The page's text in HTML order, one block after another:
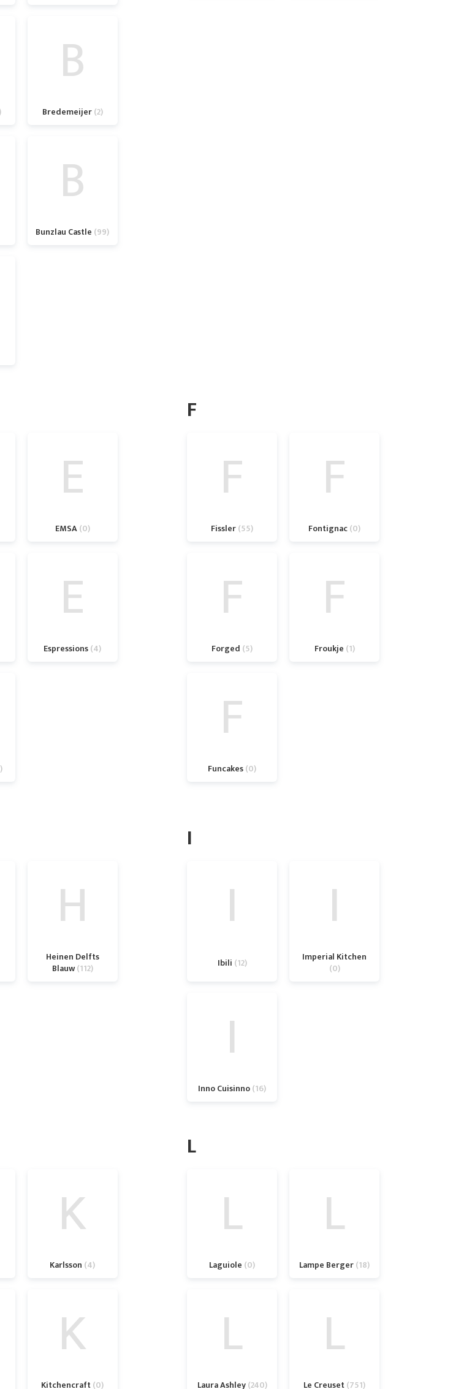
B
Bredemeijer 2
B
Bunzlau Castle 99
E
EMSA 0
E
Espressions 4
F
F
Fissler 55
F
Fontignac 0
F
Forged 5
F
Froukje 1
F
Funcakes 0
H
Heinen Delfts
Blauw 112
I
I
Ibili 12
I
Imperial Kitchen
0
I
Inno Cuisinno 16
K
Karlsson 4
K
Kitchencraft 0
L
L
Laguiole 0
L
Lampe Berger 18
L
Laura Ashley 240
L
Le Creuset 751